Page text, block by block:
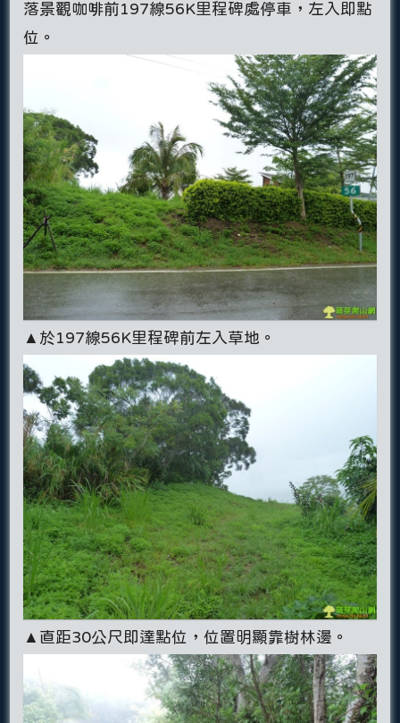
落景觀咖啡前197線56K里程碑處停車，左入即點
位。
▲於197線56K里程碑前左入草地。
▲直距30公尺即達點位，位置明顯靠樹林邊。